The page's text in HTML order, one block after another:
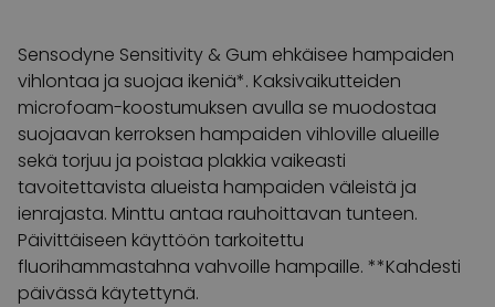
Sensodyne Sensitivity & Gum ehkäisee hampaiden
vihlontaa ja suojaa ikeniä*. Kaksivaikutteiden
microfoam-koostumuksen avulla se muodostaa
suojaavan kerroksen hampaiden vihloville alueille
sekä torjuu ja poistaa plakkia vaikeasti
tavoitettavista alueista hampaiden väleistä ja
ienrajasta. Minttu antaa rauhoittavan tunteen.
Päivittäiseen käyttöön tarkoitettu
fluorihammastahna vahvoille hampaille. **Kahdesti
päivässä käytettynä.